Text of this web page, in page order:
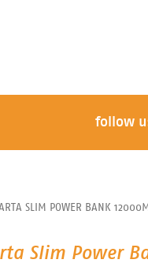
follow
SLIM POWER BANK
Slim Power